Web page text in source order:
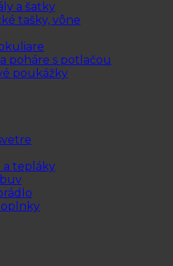
a šatky
tašky, vône
poháre s potlačou
poukážky
a tepláky